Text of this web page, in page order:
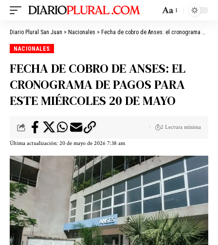
Aa
Diario Plural San Juan > Nacionales > Fecha de cobro de Anses: el cronograma de pagos para este miércoles 20 de mayo
NACIONALES
FECHA DE COBRO DE ANSES: EL
CRONOGRAMA DE PAGOS PARA
ESTE MIÉRCOLES 20 DE MAYO
Última actualización: 20 de mayo de 2026 7:38 am
2 Lectura mínima